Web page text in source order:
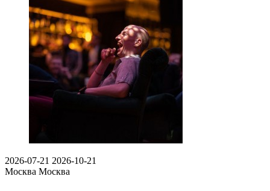
2026-07-21 2026-10-21
Москва Москва